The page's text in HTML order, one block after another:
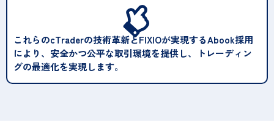
これらのcTraderの技術革新とFIXIOが実現するAbook採用
により、安全かつ公平な取引環境を提供し、トレーディン
グの最適化を実現します。